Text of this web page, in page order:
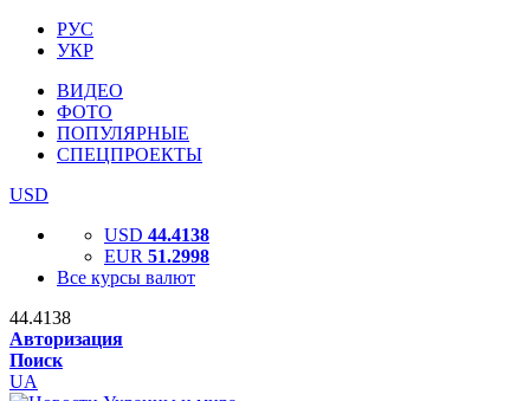
РУС
УКР
ВИДЕО
ФОТО
ПОПУЛЯРНЫЕ
СПЕЦПРОЕКТЫ
USD
USD 44.4138
EUR 51.2998
Все курсы валют
44.4138
Авторизация
Поиск
UA